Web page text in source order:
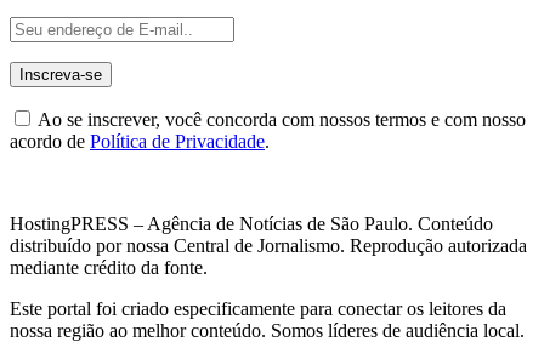
Ao se inscrever, você concorda com nossos termos e com nosso
acordo de Política de Privacidade.
HostingPRESS – Agência de Notícias de São Paulo. Conteúdo
distribuído por nossa Central de Jornalismo. Reprodução autorizada
mediante crédito da fonte.
Este portal foi criado especificamente para conectar os leitores da
nossa região ao melhor conteúdo. Somos líderes de audiência local.